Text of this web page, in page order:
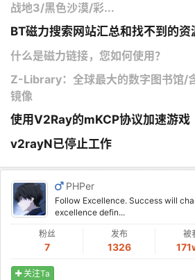
战地3/黑色沙漠/彩...
BT磁力搜索网站汇总和找不到的资
什么是磁力链接，您如何使用？
Z-Library：全球最大的数字图书馆/
镜像
使用V2Ray的mKCP协议加速游戏
v2rayN已停止工作
PHPer
Follow Excellence. Success will
excellence defin...
粉丝
7
发布
1326
被
关注Ta